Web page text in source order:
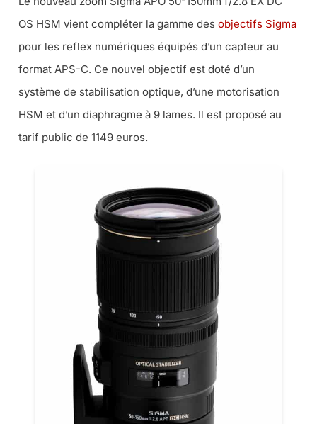
OS HSM vient compléter la gamme des objectifs Sigma
pour les reflex numériques équipés d’un capteur au
format APS-C. Ce nouvel objectif est doté d’un
système de stabilisation optique, d’une motorisation
HSM et d’un diaphragme à 9 lames. Il est proposé au
tarif public de 1149 euros.